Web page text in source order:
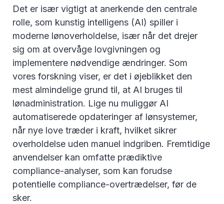
Det er især vigtigt at anerkende den centrale
rolle, som kunstig intelligens (AI) spiller i
moderne lønoverholdelse, især når det drejer
sig om at overvåge lovgivningen og
implementere nødvendige ændringer. Som
vores forskning viser, er det i øjeblikket den
mest almindelige grund til, at AI bruges til
lønadministration. Lige nu muliggør AI
automatiserede opdateringer af lønsystemer,
når nye love træder i kraft, hvilket sikrer
overholdelse uden manuel indgriben. Fremtidige
anvendelser kan omfatte prædiktive
compliance-analyser, som kan forudse
potentielle compliance-overtrædelser, før de
sker.